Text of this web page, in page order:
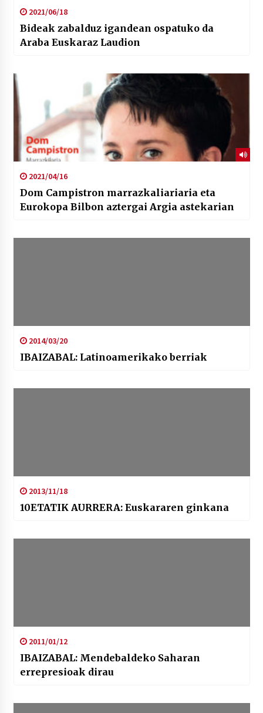
2021/06/18
Bideak zabalduz igandean ospatuko da
Araba Euskaraz Laudion
2021/04/16
Dom Campistron marrazkaliariaria eta
Eurokopa Bilbon aztergai Argia astekarian
2014/03/20
IBAIZABAL: Latinoamerikako berriak
2013/11/18
10ETATIK AURRERA: Euskararen ginkana
2011/01/12
IBAIZABAL: Mendebaldeko Saharan
errepresioak dirau